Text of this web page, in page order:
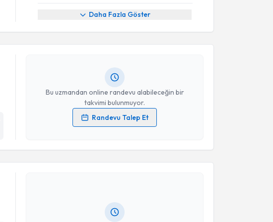
Daha Fazla Göster
Bu uzmandan online randevu alabileceğin bir
takvimi bulunmuyor.
Randevu Talep Et
Randevu Takvimi Talebi
Kişisel verilerimin işlenmesine ilişkinAydınlatma Metni
Randevu Takvimi Talebi
Op. Dr. Cüneyt Işık